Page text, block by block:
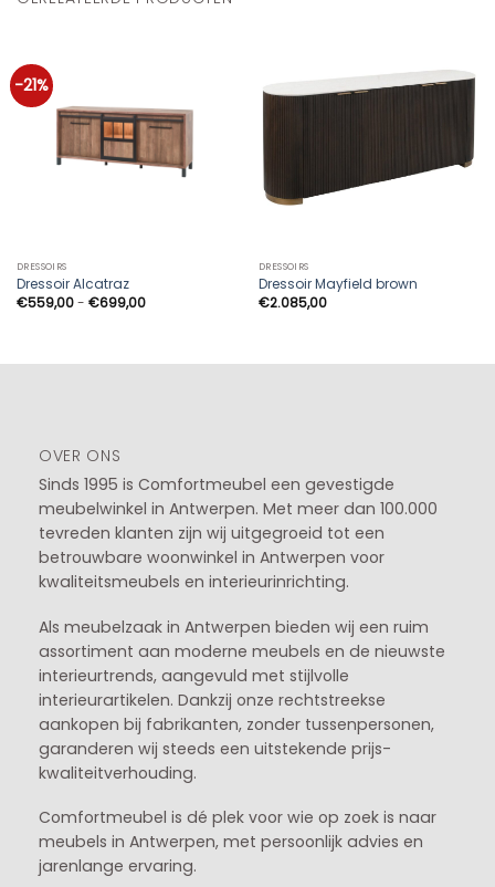
-21%
DRESSOIRS
Dressoir Alcatraz
€559,00- €699,00Prijsklasse:
€559,00
DRESSOIRS
Dressoir Mayfield brown
€2.085,00
OVER ONS
Sinds 1995 is Comfortmeubel een gevestigde
meubelwinkel in Antwerpen. Met meer dan 100.000
tevreden klanten zijn wij uitgegroeid tot een
betrouwbare woonwinkel in Antwerpen voor
kwaliteitsmeubels en interieurinrichting.
Als meubelzaak in Antwerpen bieden wij een ruim
assortiment aan moderne meubels en de nieuwste
interieurtrends, aangevuld met stijlvolle
interieurartikelen. Dankzij onze rechtstreekse
aankopen bij fabrikanten, zonder tussenpersonen,
garanderen wij steeds een uitstekende prijs-
kwaliteitverhouding.
Comfortmeubel is dé plek voor wie op zoek is naar
meubels in Antwerpen, met persoonlijk advies en
jarenlange ervaring.